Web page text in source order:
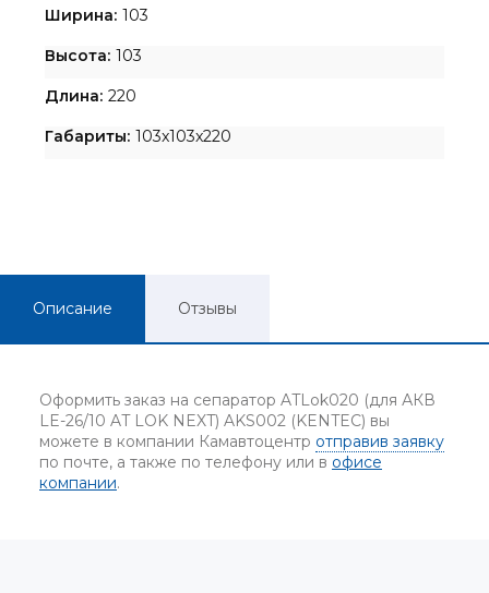
Ширина: 103
Высота: 103
Длина: 220
Габариты: 103x103x220
Описание Отзывы
Оформить заказ на сепаратор ATLok020 (для АКВ
LE-26/10 AT LOK NEXT) AKS002 (KENTEC) вы
можете в компании Камавтоцентр отправив заявку
по почте, а также по телефону или в офисе
компании.